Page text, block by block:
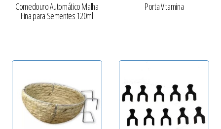
Comedouro Automático Malha
Fina para Sementes 120ml
Porta Vitamina